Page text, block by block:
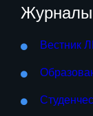
Журналы
Вестник